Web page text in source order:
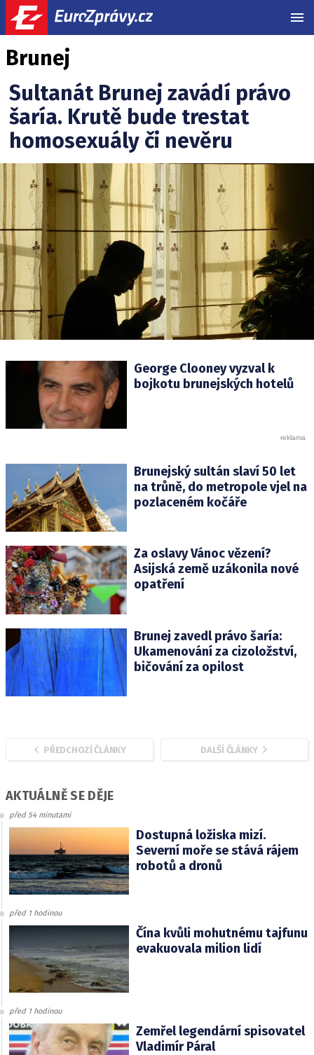
Brunej
Sultanát Brunej zavádí právo
šaría. Krutě bude trestat
homosexuály či nevěru
George Clooney vyzval k
bojkotu brunejských hotelů
Brunejský sultán slaví 50 let
na trůně, do metropole vjel na
pozlaceném kočáře
Za oslavy Vánoc vězení?
Asijská země uzákonila nové
opatření
Brunej zavedl právo šaría:
Ukamenování za cizoložství,
bičování za opilost
PŘEDCHOZÍ ČLÁNKY DALŠÍ ČLÁNKY
AKTUÁLNĚ SE DĚJE
před 54 minutami
Dostupná ložiska mizí.
Severní moře se stává rájem
robotů a dronů
před 1 hodinou
Čína kvůli mohutnému tajfunu
evakuovala milion lidí
před 1 hodinou
Zemřel legendární spisovatel
Vladimír Páral